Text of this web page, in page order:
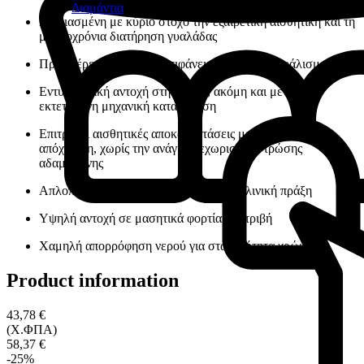
Διαμάντια
Σχεδιασμένη με κύριο στόχο την εξαιρετική αισθητική και τη
μακροχρόνια διατήρηση γυαλάδας
Προσφέρει άμεσα λεία επιφάνεια και εύκολο γυάλισμα
Εντυπωσιακή αντοχή στη φθορά, ακόμη και μετά από
εκτεταμένη μηχανική καταπόνηση
Επιτρέπει αισθητικές αποκαταστάσεις με μία μόνο
απόχρωση, χωρίς την ανάγκη ξεχωριστής στρώσης
αδαμαντίνης
Απλοποιεί σημαντικά την καθημερινή κλινική πράξη
Υψηλή αντοχή σε μασητικά φορτία και τριβή
Χαμηλή απορρόφηση νερού για σταθερότητα χρώματος
Product information
43,78 €
(Χ.ΦΠΑ)
58,37 €
-25%